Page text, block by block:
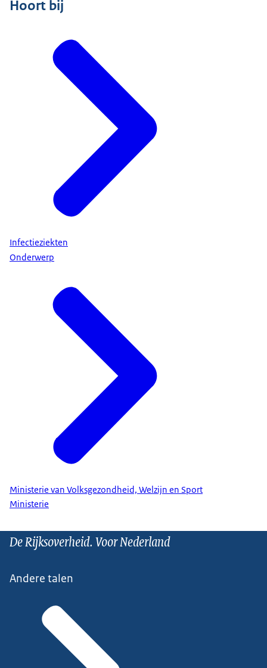
Hoort bij
Infectieziekten
Onderwerp
Ministerie van Volksgezondheid, Welzijn en Sport
Ministerie
De Rijksoverheid. Voor Nederland
Andere talen